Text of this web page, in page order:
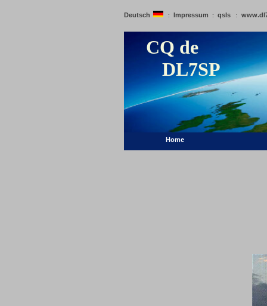
Deutsch : Impressum : qsls :
CQ de
DL7SP
Home